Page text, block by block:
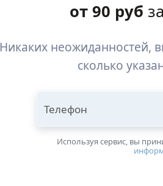
от 90 руб
Никаких неожиданностей,
сколько
Телефон
Используя сервис, вы